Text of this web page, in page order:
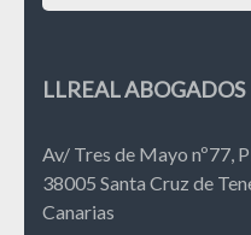
LLREAL ABOGADOS
Av/ Tres de Mayo nº77,
38005 Santa Cruz de
Canarias